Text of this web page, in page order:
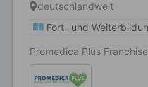
deutschlandweit
Fort- und
Promedica Plus